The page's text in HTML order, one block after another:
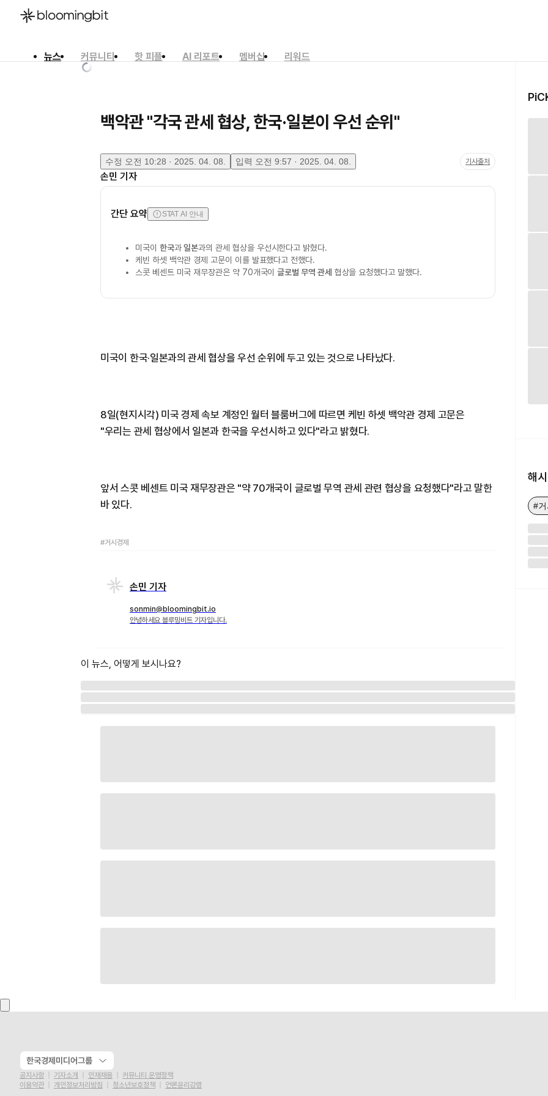
뉴스 커뮤니티 핫 피플 AI 리포트 멤버십
리워드
백악관 "각국 관세 협상, 한국·일본이 우선 순위"
수정 오전 10:28 · 2025. 04. 08. 입력 오전 9:57 · 2025. 04. 08. 기사출처
손민 기자
간단 요약 STAT AI 안내
미국이 한국과일본과의 관세 협상을 우선시한다고 밝혔다.
케빈 하셋 백악관 경제 고문이 이를 발표했다고 전했다.
스콧 베센트 미국 재무장관은 약 70개국이글로벌 무역 관세 협상을 요청했다고 말했다.
미국이 한국·일본과의 관세 협상을 우선 순위에 두고 있는 것으로 나타났다.
8일(현지시각) 미국 경제 속보 계정인 월터 블룸버그에 따르면 케빈 하셋 백악관 경제 고문은
"우리는 관세 협상에서 일본과 한국을 우선시하고 있다"라고 밝혔다.
앞서 스콧 베센트 미국 재무장관은 "약 70개국이 글로벌 무역 관세 관련 협상을 요청했다"라고 말한
바 있다.
#거시경제
손민 기자
sonmin@bloomingbit.io
안녕하세요 블루밍비트 기자입니다.
이 뉴스, 어떻게 보시나요?
해
#거
한국경제미디어그룹
공지사항 기자소개 인재채용
커뮤니티 운영정책
이용약관
개인정보처리방침 청소년보호정책 언론윤리강령